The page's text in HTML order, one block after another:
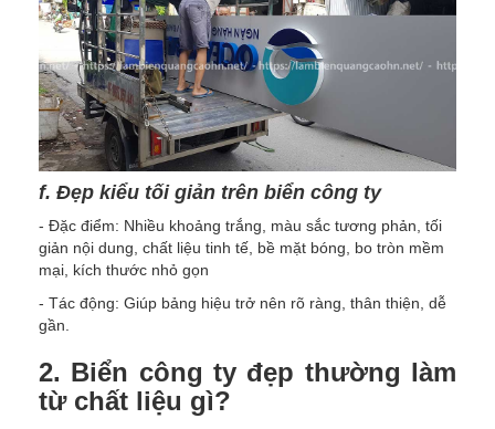
f. Đẹp kiểu tối giản trên biển công ty
- Đặc điểm: Nhiều khoảng trắng, màu sắc tương phản, tối
giản nội dung, chất liệu tinh tế, bề mặt bóng, bo tròn mềm
mại, kích thước nhỏ gọn
- Tác động: Giúp bảng hiệu trở nên rõ ràng, thân thiện, dễ
gần.
2. Biển công ty đẹp thường làm
từ chất liệu gì?